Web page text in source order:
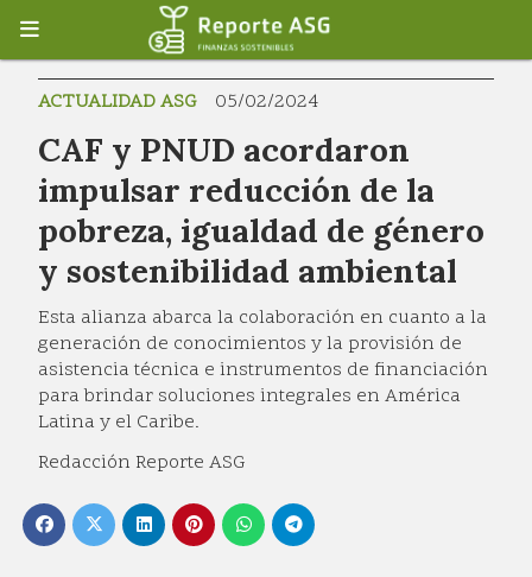
CAF y PNUD acordaron
impulsar reducción de la
pobreza, igualdad de género
y sostenibilidad ambiental
Esta alianza abarca la colaboración en cuanto a la
generación de conocimientos y la provisión de
asistencia técnica e instrumentos de financiación
para brindar soluciones integrales en América
Latina y el Caribe.
ACTUALIDAD ASG 05/02/2024
Redacción Reporte ASG